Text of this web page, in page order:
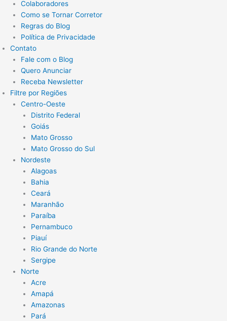
Colaboradores
Como se Tornar Corretor
Regras do Blog
Política de Privacidade
Contato
Fale com o Blog
Quero Anunciar
Receba Newsletter
Filtre por Regiões
Centro-Oeste
Distrito Federal
Goiás
Mato Grosso
Mato Grosso do Sul
Nordeste
Alagoas
Bahia
Ceará
Maranhão
Paraíba
Pernambuco
Piauí
Rio Grande do Norte
Sergipe
Norte
Acre
Amapá
Amazonas
Pará